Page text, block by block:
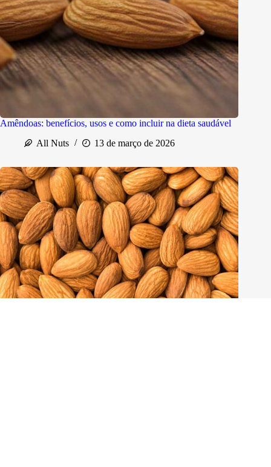
Amêndoas: benefícios, usos e como incluir na dieta saudável
All Nuts
13 de março de 2026